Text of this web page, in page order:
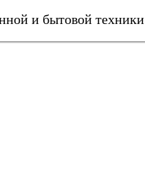
и бытовой техники